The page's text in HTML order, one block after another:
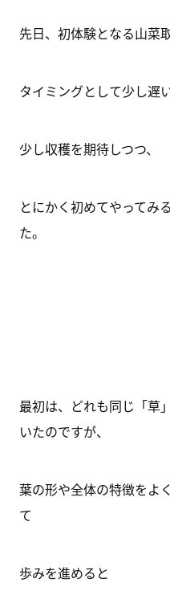
先日、初体験となる山菜
タイミングとして少し遅
少し収穫を期待しつつ、
とにかく初めてやってみ
た。
最初は、どれも同じ「草
いたのですが、
葉の形や全体の特徴をよ
て
歩みを進めると